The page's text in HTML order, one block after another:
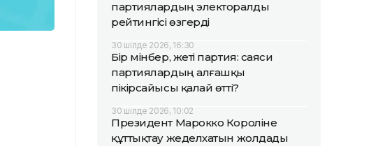
партиялардың электоралды
рейтингісі өзгерді
30 шілде 2026, 16:30
Бір мінбер, жеті партия: саяси
партиялардың алғашқы
пікірсайысы қалай өтті?
30 шілде 2026, 10:02
Президент Марокко Короліне
құттықтау жеделхатын жолдады